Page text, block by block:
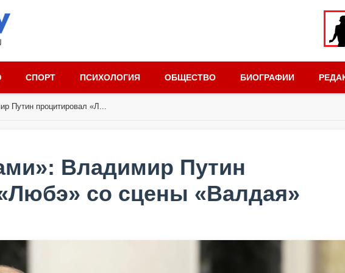
СПОРТ ПСИХОЛОГИЯ ОБЩЕСТВО БИОГРАФИИ
Путин процитировал «Л...
Владимир Путин
со сцены «Валдая»